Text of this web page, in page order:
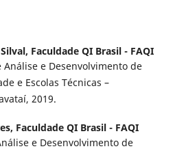
Faculdade QI Brasil - FAQI
e Desenvolvimento de
e Escolas Técnicas –
2019.
Faculdade QI Brasil - FAQI
e Desenvolvimento de